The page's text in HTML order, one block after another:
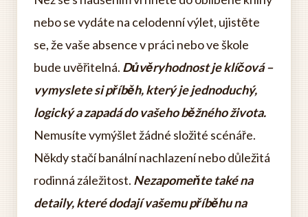
nebo se vydáte na celodenní výlet, ujistěte
se, že vaše absence v práci nebo ve škole
bude uvěřitelná. Důvěryhodnost je klíčová –
vymyslete si příběh, který je jednoduchý,
logický a zapadá do vašeho běžného života.
Nemusíte vymýšlet žádné složité scénáře.
Někdy stačí banální nachlazení nebo důležitá
rodinná záležitost. Nezapomeňte také na
detaily, které dodají vašemu příběhu na